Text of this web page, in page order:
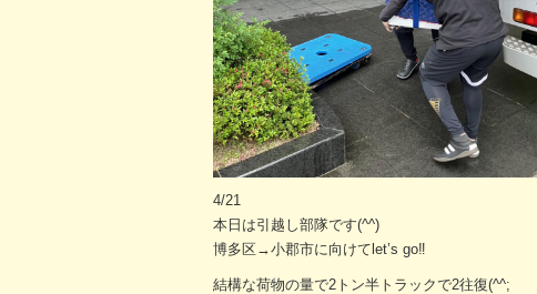
4/21
本日は引越し部隊です(^^)
博多区→小郡市に向けてlet’s go‼︎
結構な荷物の量で2トン半トラックで2往復(^^;